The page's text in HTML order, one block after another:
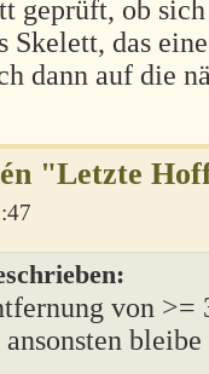
geprüft, ob
Skelett, das
dann auf die
"Letzte
von >=